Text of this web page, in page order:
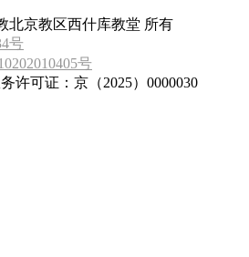
北京教区西什库教堂 所有
号
号
许可证：京（2025）0000030